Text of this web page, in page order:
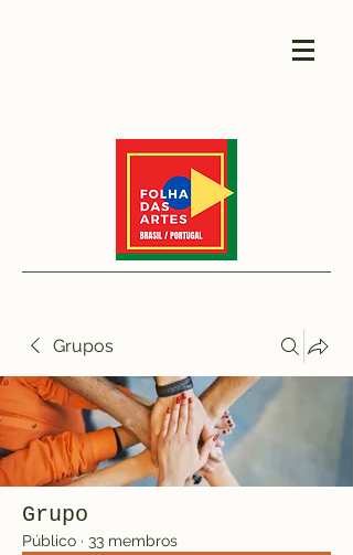
Grupos
Grupo
Público · 33 membros